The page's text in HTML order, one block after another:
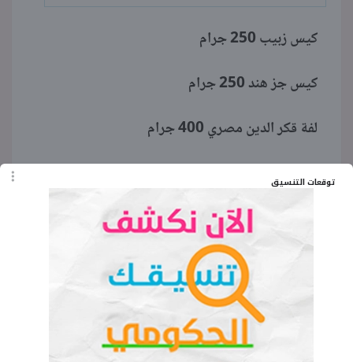
توقعات التنسيق
كيس زبيب 250 جرام
كيس جز هند 250 جرام
لفة قكر الدين مصري 400 جرام
كيس بلح 500 جرام
شنطة رمضان بسعر 110 جنيه
علبة سمن 600 جرام